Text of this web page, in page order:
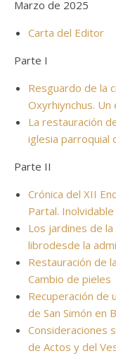
Marzo de 2025
Carta del Editor
Parte I
Resguardo de la
Oxyrhiynchus.
La restauración
iglesia parroquial
Parte II
Crónica del XII
Partal.
Los jardines de
librodesde la
Restauración de
Cambio de pieles
Recuperación de
de San Simón en
Consideraciones
de Actos y del